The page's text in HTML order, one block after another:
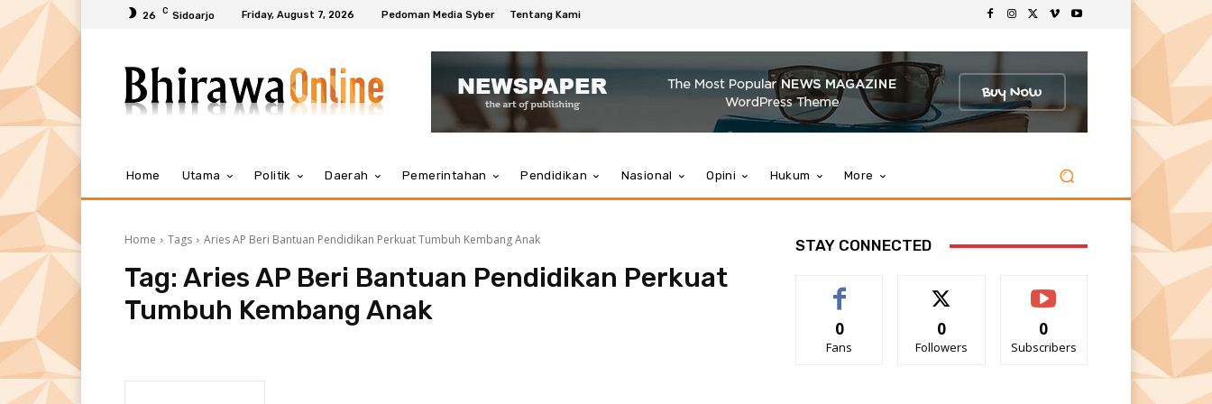
26 C Sidoarjo Friday, August 7, 2026 Pedoman Media Syber Tentang Kami
Home Utama Politik Daerah Pemerintahan Pendidikan Nasional Opini Hukum More
Home Tags Aries AP Beri Bantuan Pendidikan Perkuat Tumbuh Kembang Anak
Tag: Aries AP Beri Bantuan Pendidikan Perkuat
Tumbuh Kembang Anak
STAY CONNECTED
0
Fans
0
Followers
0
Subscribers